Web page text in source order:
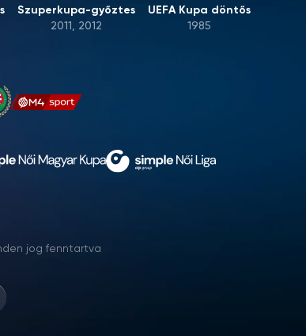
Szuperkupa-győztes
2011, 2012
UEFA Kupa döntős
1985
jog fenntartva